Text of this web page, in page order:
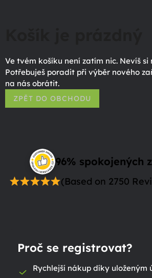
Ve tvém košíku není zatím nic. Nevíš si
Potřebuješ poradit při výběr nového
na nás obrátit.
ZPĚT DO OBCHODU
96% spokojených
(Based on 2750
Proč se registrovat?
Rychlejší nákup díky uloženým